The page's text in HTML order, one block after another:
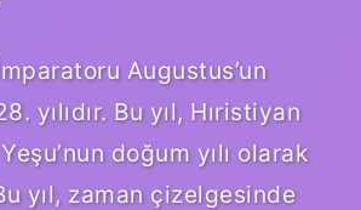
Augustus’un
yılıdır. Bu yıl, Hıristiyan
doğum yılı olarak
yıl, zaman çizelgesinde